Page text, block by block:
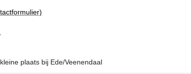
plaats bij Ede/Veenendaal